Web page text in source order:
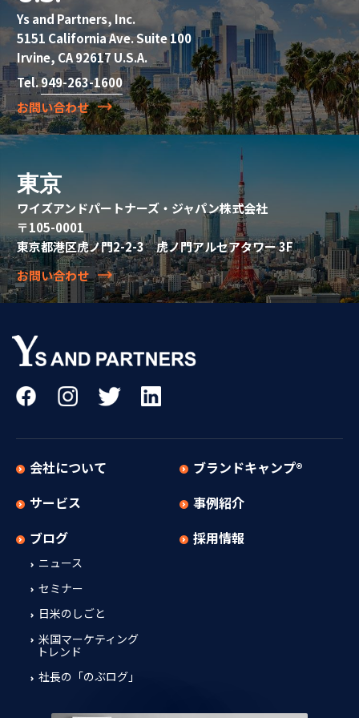
Ys and Partners, Inc.
5151 California Ave. Suite 100
Irvine, CA 92617 U.S.A.
Tel.949-263-1600
お問い合わせ
東京
ワイズアンドパートナーズ・ジャパン株式会社
〒105-0001
東京都港区虎ノ門2-2-3 虎ノ門アルセアタワー 3F
お問い合わせ
会社について
サービス
ブログ
ニュース
セミナー
日米のしごと
米国マーケティング
トレンド
社長の「のぶログ」
ブランドキャンプ®
事例紹介
採用情報